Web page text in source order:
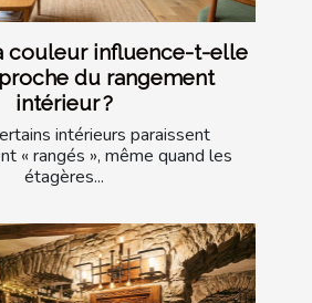
couleur influence-t-elle
du rangement
intérieur ?
intérieurs paraissent
« rangés », même quand les
étagères...